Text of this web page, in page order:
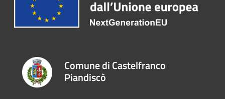
Comune di Castelfranco
Piandiscò